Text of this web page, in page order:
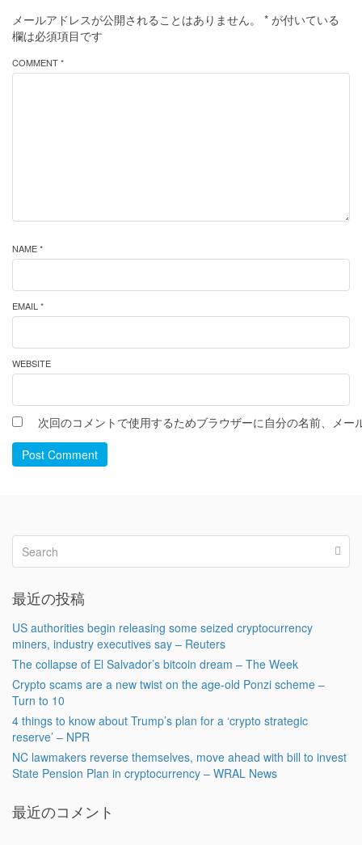
メールアドレスが公開されることはありません。 * が付いている
欄は必須項目です
COMMENT *
NAME *
EMAIL *
WEBSITE
次回のコメントで使用するためブラウザーに自分の名前、メー
Post Comment
最近の投稿
US authorities begin releasing some seized cryptocurrency
miners, industry executives say – Reuters
The collapse of El Salvador’s bitcoin dream – The Week
Crypto scams are a new twist on the age-old Ponzi scheme –
Turn to 10
4 things to know about Trump’s plan for a ‘crypto strategic
reserve’ – NPR
NC lawmakers reverse themselves, move ahead with bill to invest
State Pension Plan in cryptocurrency – WRAL News
最近のコメント